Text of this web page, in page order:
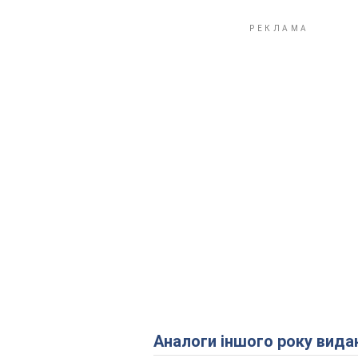
Аналоги іншого року